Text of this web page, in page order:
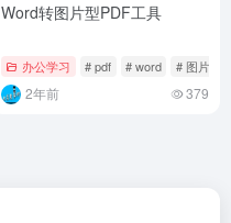
Word转图片型PDF工具
办公学习 # pdf # word # 图片
2年前 379